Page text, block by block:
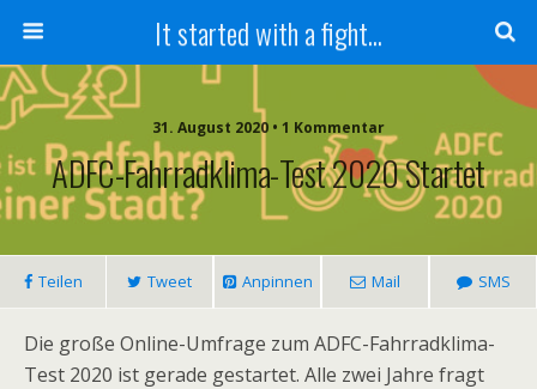
It started with a fight...
31. August 2020 • 1 Kommentar
ADFC-Fahrradklima-Test 2020 Startet
Teilen Tweet Anpinnen Mail SMS
Die große Online-Umfrage zum ADFC-Fahrradklima-
Test 2020 ist gerade gestartet. Alle zwei Jahre fragt